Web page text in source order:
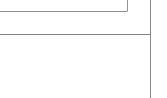
いただきます。
、ダイレクトメールやカタロ